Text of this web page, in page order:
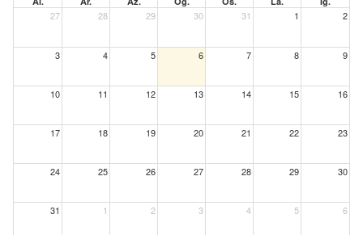
27 28 29 30 31 1 2
3 4 5 6 7 8 9
10 11 12 13 14 15 16
17 18 19 20 21 22 23
24 25 26 27 28 29 30
31 1 2 3 4 5 6